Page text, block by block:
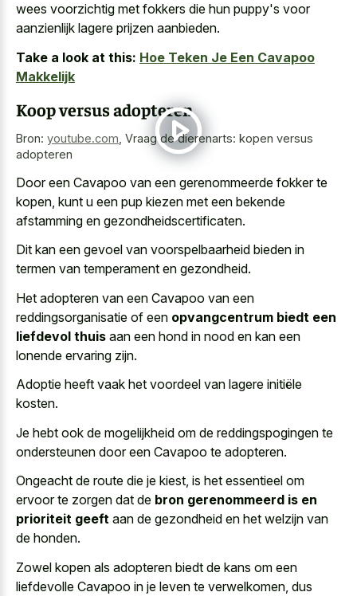
wees voorzichtig met fokkers die hun puppy's voor
aanzienlijk lagere prijzen aanbieden.
Take a look at this: Hoe Teken Je Een Cavapoo
Makkelijk
Koop versus adopteren
Bron: youtube.com Vraag de dierenarts: kopen versus
adopteren
Door een Cavapoo van een gerenommeerde fokker te
kopen, kunt u een pup kiezen met een bekende
afstamming en gezondheidscertificaten.
Dit kan een gevoel van voorspelbaarheid bieden in
termen van temperament en gezondheid.
Het adopteren van een Cavapoo van een
reddingsorganisatie of een opvangcentrum biedt een
liefdevol thuis aan een hond in nood en kan een
lonende ervaring zijn.
Adoptie heeft vaak het voordeel van lagere initiële
kosten.
Je hebt ook de mogelijkheid om de reddingspogingen te
ondersteunen door een Cavapoo te adopteren.
Ongeacht de route die je kiest, is het essentieel om
ervoor te zorgen dat de bron gerenommeerd is en
prioriteit geeft aan de gezondheid en het welzijn van
de honden.
Zowel kopen als adopteren biedt de kans om een
liefdevolle Cavapoo in je leven te verwelkomen, dus